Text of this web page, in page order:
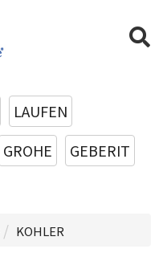
LAUFEN
GROHE
GEBERIT
KOHLER